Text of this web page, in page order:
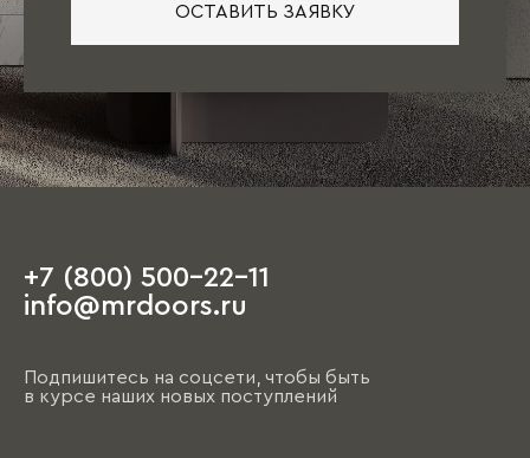
ОСТАВИТЬ ЗАЯВКУ
+7 (800) 500-22-11
info@mrdoors.ru
Подпишитесь на соцсети, чтобы быть
в курсе наших новых поступлений